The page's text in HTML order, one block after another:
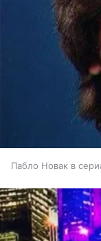
Пабло Новак в